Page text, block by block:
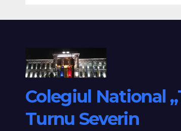
Colegiul National
Turnu Severin